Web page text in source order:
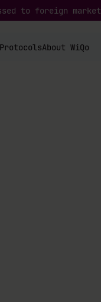
to foreign
About WiQo